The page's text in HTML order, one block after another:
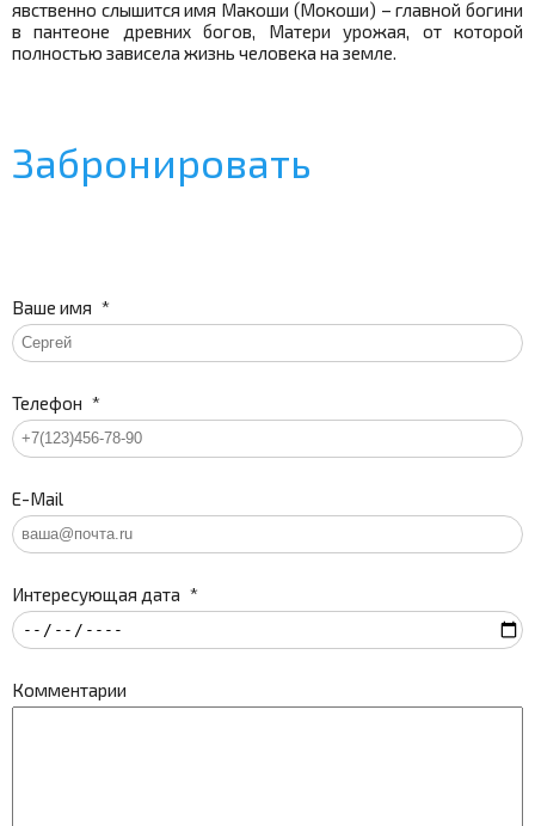
явственно слышится имя Макоши (Мокоши) – главной богини
в пантеоне древних богов, Матери урожая, от которой
полностью зависела жизнь человека на земле.
Забронировать
Ваше имя *
Телефон *
E-Mail
Интересующая дата *
Комментарии